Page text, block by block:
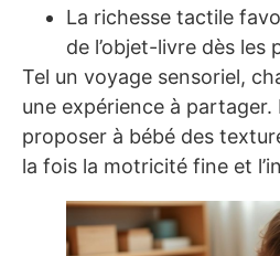
La richesse tactile
de l’objet-livre dès les
Tel un voyage sensoriel,
une expérience à partager.
proposer à bébé des
la fois la motricité fine et